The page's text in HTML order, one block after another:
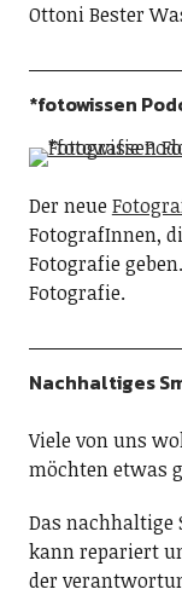
Ottoni Bester
*fotowissen
Der neue
FotografInnen,
Fotografie
Fotografie.
Nachhaltiges
Viele von uns
möchten etwas
Das nachhaltige
kann repariert
der